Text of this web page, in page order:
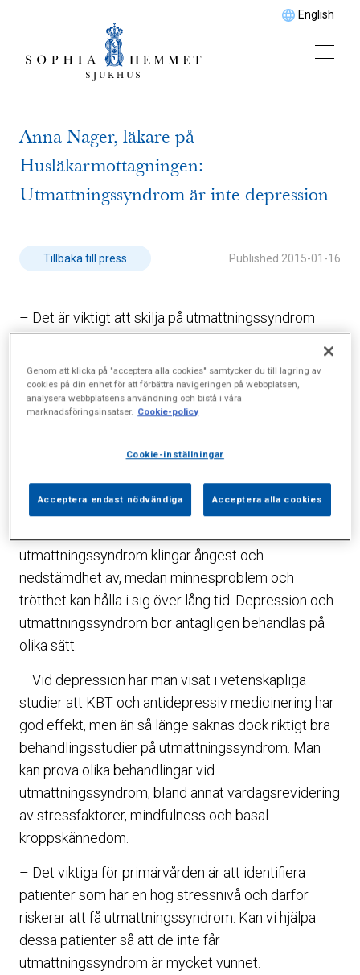
English
Anna Nager, läkare på
Husläkarmottagningen:
Utmattningssyndrom är inte depression
Tillbaka till press Published 2015-01-16
– Det är viktigt att skilja på utmattningssyndrom
allmänmedicin på Husläkarmottagningen
Sophiahemmet och forskare vid Karolinska
institutet. Eftersom vi i primärvården ofta möter
depression är det viktigt att vi ställer rätt diagnos.
– Både utmattningssyndrom och depression kan ge
liknande symptom i början; ångest, nedstämdhet,
utmattningssyndrom klingar ångest och
nedstämdhet av, medan minnesproblem och
trötthet kan hålla i sig över lång tid. Depression och
utmattningssyndrom bör antagligen behandlas på
olika sätt.
– Vid depression har man visat i vetenskapliga
studier att KBT och antidepressiv medicinering har
god effekt, men än så länge saknas dock riktigt bra
behandlingsstudier på utmattningssyndrom. Man
kan prova olika behandlingar vid
utmattningssyndrom, bland annat vardagsrevidering
av stressfaktorer, mindfulness och basal
kroppskännedom.
– Det viktiga för primärvården är att identifiera
patienter som har en hög stressnivå och därför
riskerar att få utmattningssyndrom. Kan vi hjälpa
dessa patienter så att de inte får
utmattningssyndrom är mycket vunnet.
Genom att klicka på "acceptera alla cookies" samtycker du till lagring av
cookies på din enhet för att förbättra navigeringen på webbplatsen,
analysera webbplatsens användning och bistå i våra
marknadsföringsinsatser. Cookie-policy
Cookie-inställningar
Acceptera endast nödvändiga Acceptera alla cookies